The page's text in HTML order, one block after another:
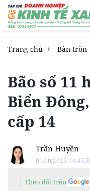
Trang chủ Bàn tròn
Bão số 11
Biển
cấp 14
Trần Huyền
01/10/2025
Theo dõi trên